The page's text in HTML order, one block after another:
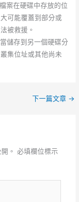
案在硬碟中存放的位
可能覆蓋到部分或
被救援。
儲存到另一個硬碟分
集位址或其他尚未
下一篇文章 →
。 必填欄位標示